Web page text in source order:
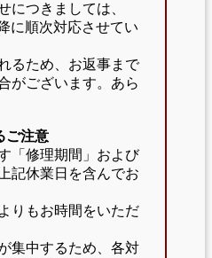
につきましては、
に順次対応させてい
るため、お返事まで
がございます。あら
ご注意
「修理期間」および
記休業日を含んでお
りもお時間をいただ
集中するため、各対